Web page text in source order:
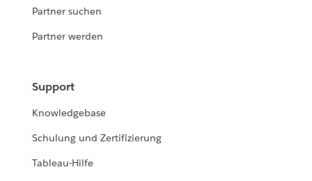
Partner suchen
Partner werden
Support
Knowledgebase
Schulung und Zertifizierung
Tableau-Hilfe